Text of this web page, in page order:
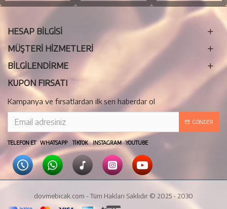
HESAP BİLGİSİ
MÜŞTERİ HİZMETLERİ
BILGILENDIRME
KUPON FIRSATI
Kampanya ve fırsatlardan ilk sen haberdar ol
GÖNDER
TELEFON ET WHATSAPP TIKTOK INSTAGRAM YOUTUBE
dovmebicak.com - Tüm Hakları Saklıdır © 2025 - 2030